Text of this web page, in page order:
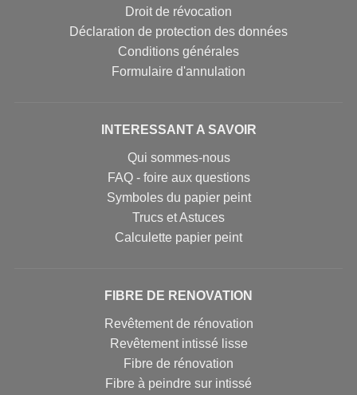
Droit de révocation
Déclaration de protection des données
Conditions générales
Formulaire d'annulation
INTERESSANT A SAVOIR
Qui sommes-nous
FAQ - foire aux questions
Symboles du papier peint
Trucs et Astuces
Calculette papier peint
FIBRE DE RENOVATION
Revêtement de rénovation
Revêtement intissé lisse
Fibre de rénovation
Fibre à peindre sur intissé